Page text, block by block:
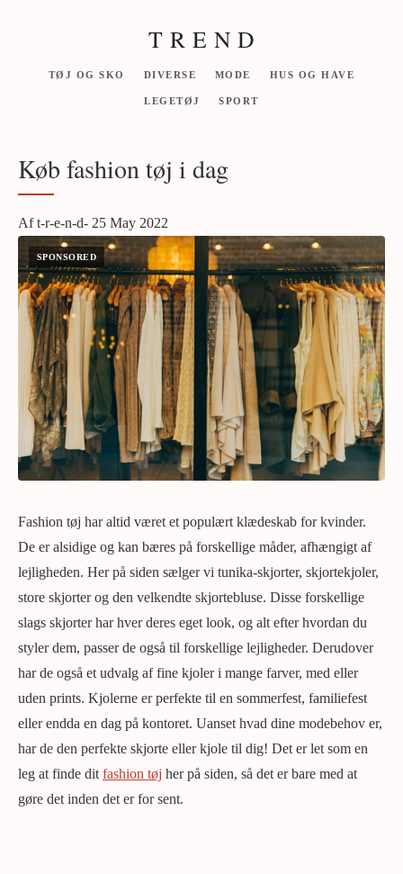
T R E N D
TØJ OG SKO DIVERSE MODE HUS OG HAVE
LEGETØJ SPORT
Køb fashion tøj i dag
Af t-r-e-n-d- 25 May 2022
Fashion tøj har altid været et populært klædeskab for kvinder.
De er alsidige og kan bæres på forskellige måder, afhængigt af
lejligheden. Her på siden sælger vi tunika-skjorter, skjortekjoler,
store skjorter og den velkendte skjortebluse. Disse forskellige
slags skjorter har hver deres eget look, og alt efter hvordan du
styler dem, passer de også til forskellige lejligheder. Derudover
har de også et udvalg af fine kjoler i mange farver, med eller
uden prints. Kjolerne er perfekte til en sommerfest, familiefest
eller endda en dag på kontoret. Uanset hvad dine modebehov er,
har de den perfekte skjorte eller kjole til dig! Det er let som en
leg at finde dit fashion tøj her på siden, så det er bare med at
gøre det inden det er for sent.